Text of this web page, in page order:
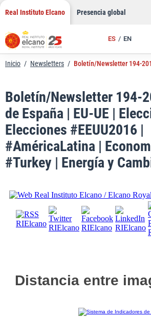
Saltar
contenido
Real Instituto Elcano Presencia global
ES EN
Inicio / Newsletters / Boletín/Newsletter 194-
Boletín/Newsletter 194-
de España | EU-UE |
Elecciones #EEUU2016 |
#AméricaLatina |
#Turkey | Energía y